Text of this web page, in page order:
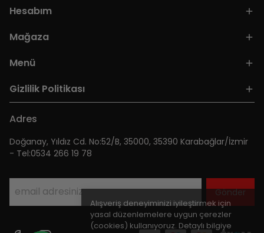
Alışveriş deneyiminizi iyileştirmek için
yasal düzenlemelere uygun çerezler
(cookies) kullanıyoruz. Detaylı bilgiye
Hesabım
Mağaza
Menü
Gizlilik Politikası
Adres
Doğanay, Yıldız Cd. No:52/B, 35000, 35390 Karabağlar/İzmir
- Tel:0534 266 19 78
Gönder